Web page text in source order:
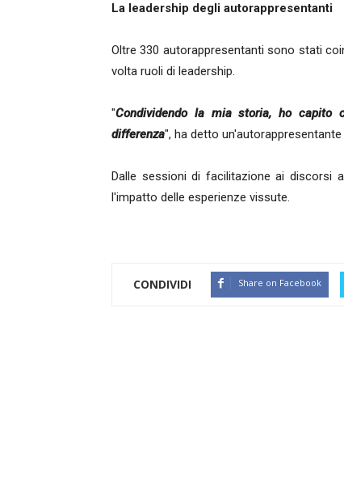
La leadership degli autorappresentanti
Oltre 330 autorappresentanti sono stati
volta ruoli di leadership.
"Condividendo la mia storia, ho
differenza", ha detto un'autorappresentante
Dalle sessioni di facilitazione ai discorsi
l'impatto delle esperienze vissute.
CONDIVIDI Share on Facebook